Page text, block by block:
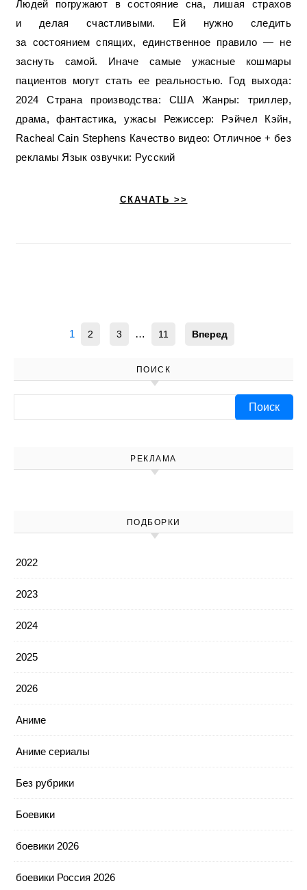
Людей погружают в состояние сна, лишая страхов
и делая счастливыми. Ей нужно следить
за состоянием спящих, единственное правило — не
заснуть самой. Иначе самые ужасные кошмары
пациентов могут стать ее реальностью. Год выхода:
2024 Страна производства: США Жанры: триллер,
драма, фантастика, ужасы Режиссер: Рэйчел Кэйн,
Racheal Cain Stephens Качество видео: Отличное + без
рекламы Язык озвучки: Русский
СКАЧАТЬ >>
1 2 3 … 11 Вперед
ПОИСК
РЕКЛАМА
ПОДБОРКИ
2022
2023
2024
2025
2026
Аниме
Аниме сериалы
Без рубрики
Боевики
боевики 2026
боевики Россия 2026